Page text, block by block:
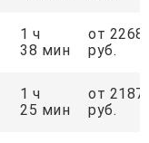
1 ч
38 мин
от 2268
руб.
1 ч
25 мин
от 2187
руб.